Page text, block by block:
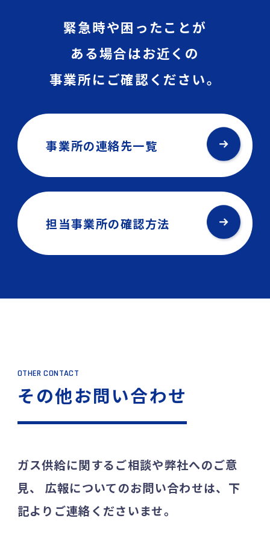
緊急時や困ったことが
ある場合はお近くの
事業所にご確認ください。
事業所の連絡先一覧
担当事業所の確認方法
OTHER CONTACT
その他お問い合わせ
ガス供給に関するご相談や弊社へのご意
見、
広報についてのお問い合わせは、下
記よりご連絡くださいませ。